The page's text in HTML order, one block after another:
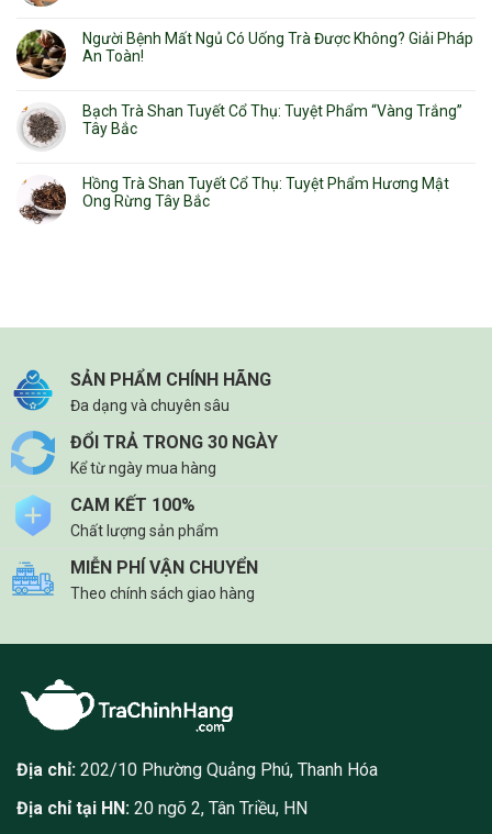
Người Bệnh Mất Ngủ Có Uống Trà Được Không? Giải Pháp
An Toàn!
Bạch Trà Shan Tuyết Cổ Thụ: Tuyệt Phẩm “Vàng Trắng”
Tây Bắc
Hồng Trà Shan Tuyết Cổ Thụ: Tuyệt Phẩm Hương Mật
Ong Rừng Tây Bắc
SẢN PHẨM CHÍNH HÃNG
Đa dạng và chuyên sâu
ĐỔI TRẢ TRONG 30 NGÀY
Kể từ ngày mua hàng
CAM KẾT 100%
Chất lượng sản phẩm
MIỄN PHÍ VẬN CHUYỂN
Theo chính sách giao hàng
Địa chỉ: 202/10 Phường Quảng Phú, Thanh Hóa
Địa chỉ tại HN: 20 ngõ 2, Tân Triều, HN